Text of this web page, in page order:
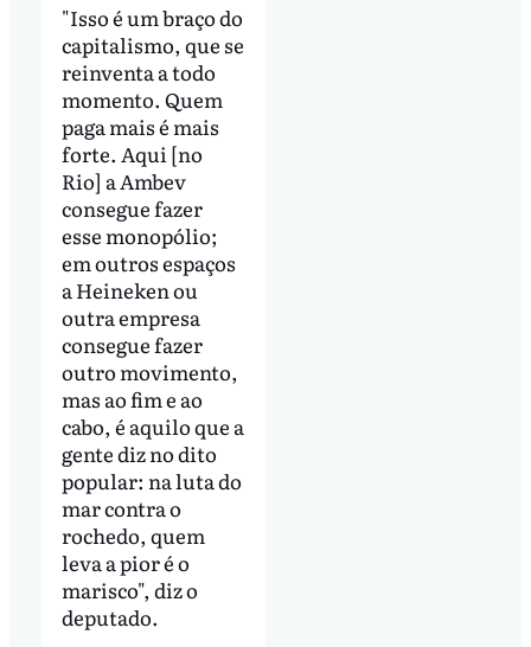
"Isso é um braço do
capitalismo, que se
reinventa a todo
momento. Quem
paga mais é mais
forte. Aqui [no
Rio] a Ambev
consegue fazer
esse monopólio;
em outros espaços
a Heineken ou
outra empresa
consegue fazer
outro movimento,
mas ao fim e ao
cabo, é aquilo que a
gente diz no dito
popular: na luta do
mar contra o
rochedo, quem
leva a pior é o
marisco", diz o
deputado.